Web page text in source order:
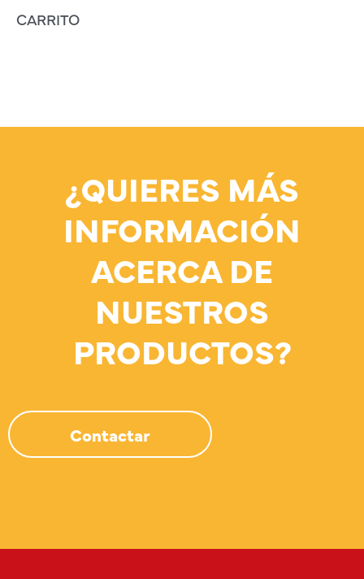
CARRITO
¿QUIERES MÁS
INFORMACIÓN
ACERCA DE
NUESTROS
PRODUCTOS?
Contactar